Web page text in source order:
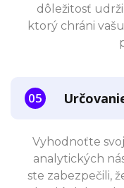
dôležitosť
ktorý chráni
Vyhodnoťte
analytických
ste zabezpečili,